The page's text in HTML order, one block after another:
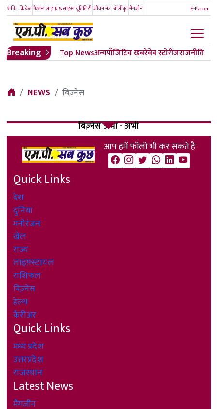
शक्ति क्रिकेट फैशन लाइफ & साइंस यूटिलिटी जीवन मंत्र बॉलीवुड मैगजीन E-Paper
Breaking Top Newsअन्यपॉजिटिव खबरेंवेब स्टोरीजराजनीति
NEWS बिज़्नेस
बिज़्नेस अभी - अभी
आप हमें फॉलो भी कर सकते है
Quick Links
देश
दुनिया
मनोरंजन
खेल
राज्य
लाइफ़्स्टायल
राशिफल
बिज़्नेस
हेल्थ
कैरीअर
Quick Links
मध्य प्रदेश
उत्तरप्रदेश
राजस्थान
Latest News
मैगजीन